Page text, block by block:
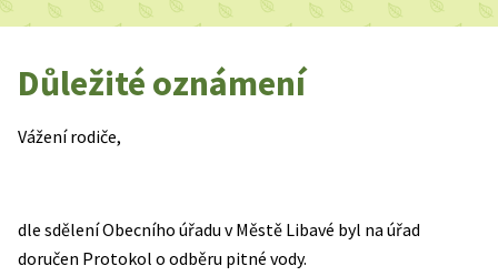
Důležité oznámení
Vážení rodiče,
dle sdělení Obecního úřadu v Městě Libavé byl na úřad
doručen Protokol o odběru pitné vody.